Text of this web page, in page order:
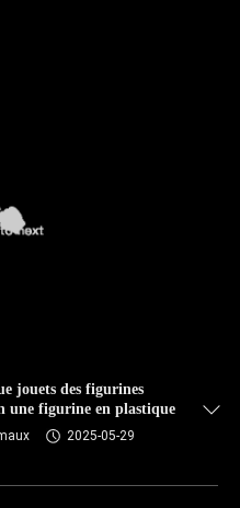
jouets des figurines
une figurine en plastique
2025-05-29